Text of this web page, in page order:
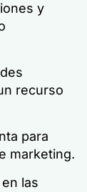
y
recurso
para
marketing.
las